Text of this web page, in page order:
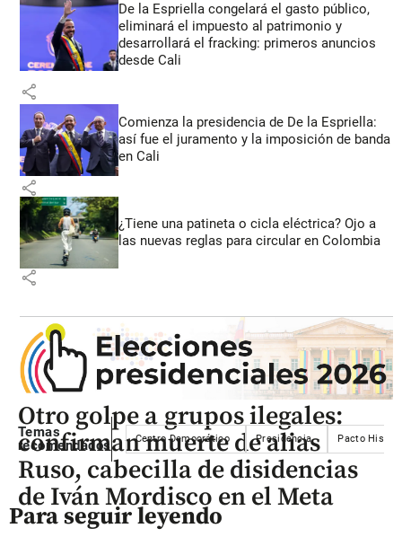
De la Espriella congelará el gasto público,
eliminará el impuesto al patrimonio y
desarrollará el fracking: primeros anuncios
desde Cali
share
Comienza la presidencia de De la Espriella:
así fue el juramento y la imposición de banda
en Cali
share
¿Tiene una patineta o cicla eléctrica? Ojo a
las nuevas reglas para circular en Colombia
share
Temas
recomendados
Centro Democrático Presidencia Pacto
Para seguir leyendo
Otro golpe a grupos ilegales:
confirman muerte de alias
Ruso, cabecilla de disidencias
de Iván Mordisco en el Meta